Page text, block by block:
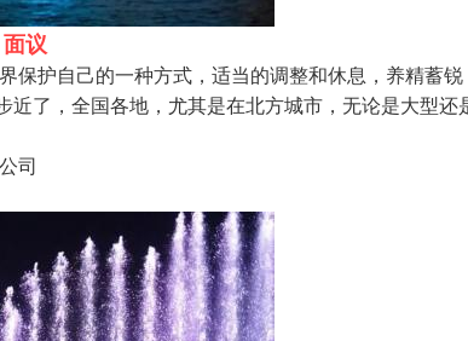
面议
保护自己的一种方式，适当的调整和休息，养精蓄
近了，全国各地，尤其是在北方城市，无论是大型
司